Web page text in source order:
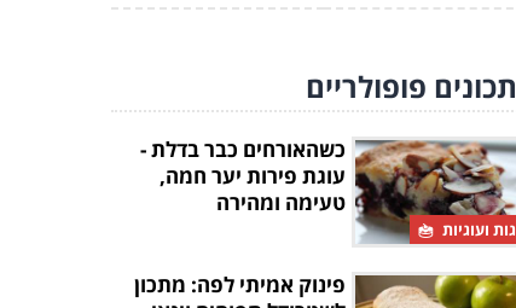
פופולריים
ועוגיות
כשהאורחים כבר בדלת -
עוגת פירות יער חמה,
טעימה ומהירה
פינוק אמיתי לפה: מתכון